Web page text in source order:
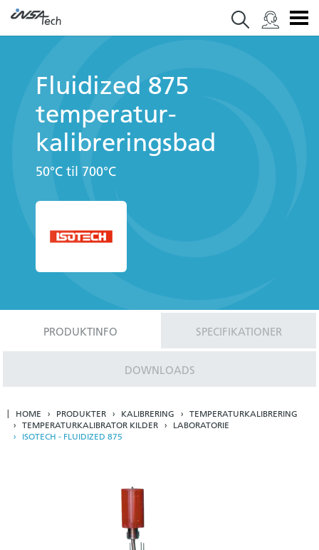
Fluidized 875
temperatur­
kalibrerings­bad
50°C til 700°C
PRODUKTINFO SPECIFIKATIONER
DOWNLOADS
HOME PRODUKTER KALIBRERING
TEMPERATURKALIBRERING
TEMPERATURKALIBRATOR KILDER
LABORATORIE
ISOTECH - FLUIDIZED 875